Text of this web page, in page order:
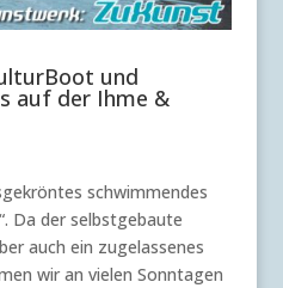
und
auf der Ihme &
schwimmendes
Da der selbstgebaute
auch ein zugelassenes
wir an vielen Sonntagen